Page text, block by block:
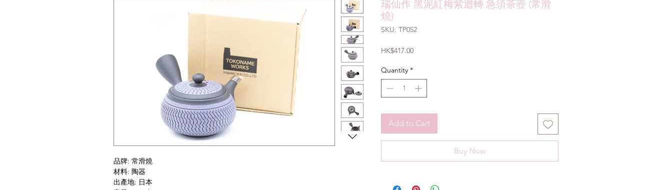
品牌: 常滑燒
材料: 陶器
出產地: 日本
瑞仙作 黑泥紅梅紫迴轉 急須茶壺 (常滑
燒)
SKU: TP052
HK$417.00Price
Quantity *
Add to Cart
Buy Now